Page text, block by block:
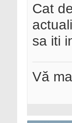
Cat
sa iti
Vă